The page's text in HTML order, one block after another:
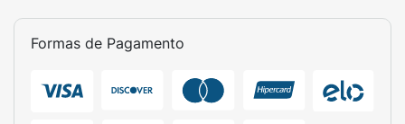
Formas de Pagamento